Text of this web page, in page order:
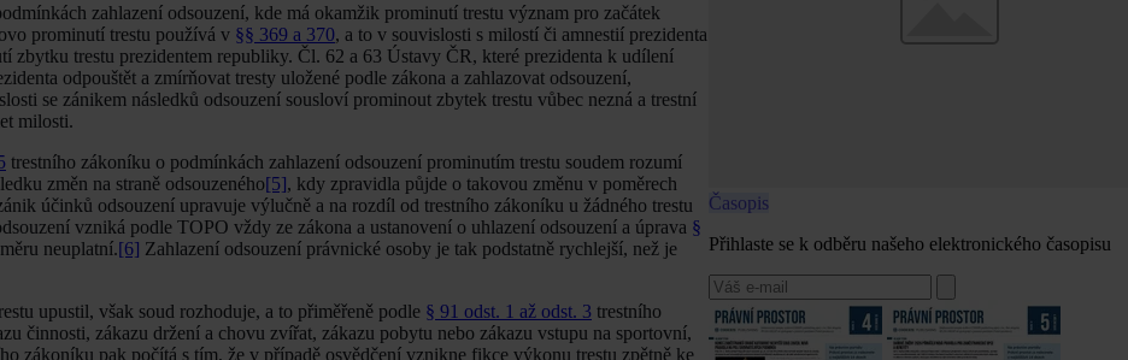
zahlazení odsouzení, kde má okamžik prominutí trestu význam pro začátek
prominutí trestu používá v §§ 369 a 370, a to v souvislosti s milostí či amnestií prezidenta
zbytku trestu prezidentem republiky. Čl. 62 a 63 Ústavy ČR, které prezidenta k udílení
odpouštět a zmírňovat tresty uložené podle zákona a zahlazovat odsouzení,
se zánikem následků odsouzení sousloví prominout zbytek trestu vůbec nezná a trestní
milosti.
trestního zákoníku o podmínkách zahlazení odsouzení prominutím trestu soudem rozumí
změn na straně odsouzeného[5], kdy zpravidla půjde o takovou změnu v poměrech
účinků odsouzení upravuje výlučně a na rozdíl od trestního zákoníku u žádného trestu
vzniká podle TOPO vždy ze zákona a ustanovení o uhlazení odsouzení a úprava §
neuplatní.[6] Zahlazení odsouzení právnické osoby je tak podstatně rychlejší, než je
upustil, však soud rozhoduje, a to přiměřeně podle § 91 odst. 1 až odst. 3 trestního
činnosti, zákazu držení a chovu zvířat, zákazu pobytu nebo zákazu vstupu na sportovní,
zákoníku pak počítá s tím, že v případě osvědčení vznikne fikce výkonu trestu zpětně ke
Časopis
Přihlaste se k odběru našeho elektronického časopisu